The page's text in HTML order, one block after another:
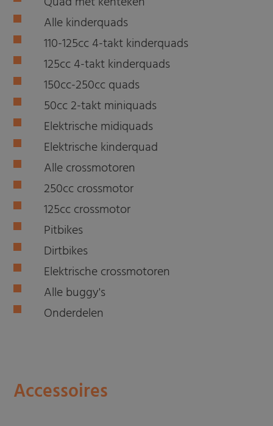
Alle kinderquads
110-125cc 4-takt kinderquads
125cc 4-takt kinderquads
150cc-250cc quads
50cc 2-takt miniquads
Elektrische midiquads
Elektrische kinderquad
Alle crossmotoren
250cc crossmotor
125cc crossmotor
Pitbikes
Dirtbikes
Elektrische crossmotoren
Alle buggy's
Onderdelen
Accessoires